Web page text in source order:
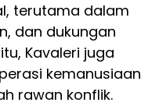
terutama dalam
dan dukungan
Kavaleri juga
kemanusiaan
rawan konflik.